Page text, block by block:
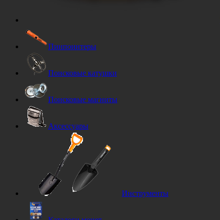
Пинпоинтеры
Поисковые катушки
Поисковые магниты
Аксессуары
Инструменты